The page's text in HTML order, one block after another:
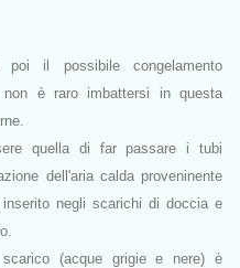
poi il possibile congelamento
non è raro imbattersi in questa
quella di far passare i tubi
dell'aria calda proveninente
inserito negli scarichi di doccia e
(acque grigie e nere) è